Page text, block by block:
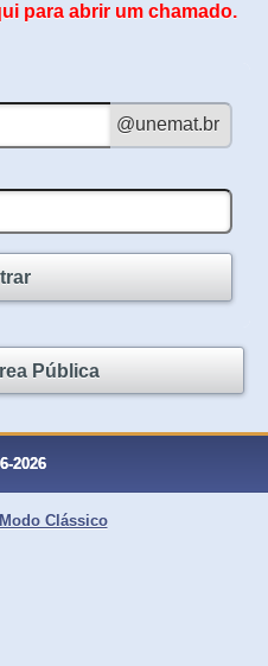
para abrir um chamado.
Pública
2026
Modo Clássico